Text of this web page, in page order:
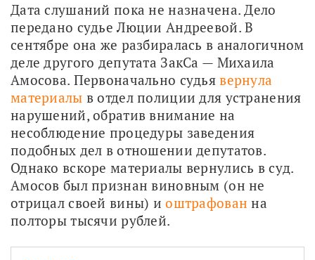
Дата слушаний пока не назначена. Дело
передано судье Люции Андреевой. В
сентябре она же разбиралась в аналогичном
деле другого депутата ЗакСа — Михаила
Амосова. Первоначально судья вернула
материалы в отдел полиции для устранения
нарушений, обратив внимание на
несоблюдение процедуры заведения
подобных дел в отношении депутатов.
Однако вскоре материалы вернулись в суд.
Амосов был признан виновным (он не
отрицал своей вины) и оштрафован на
полторы тысячи рублей.